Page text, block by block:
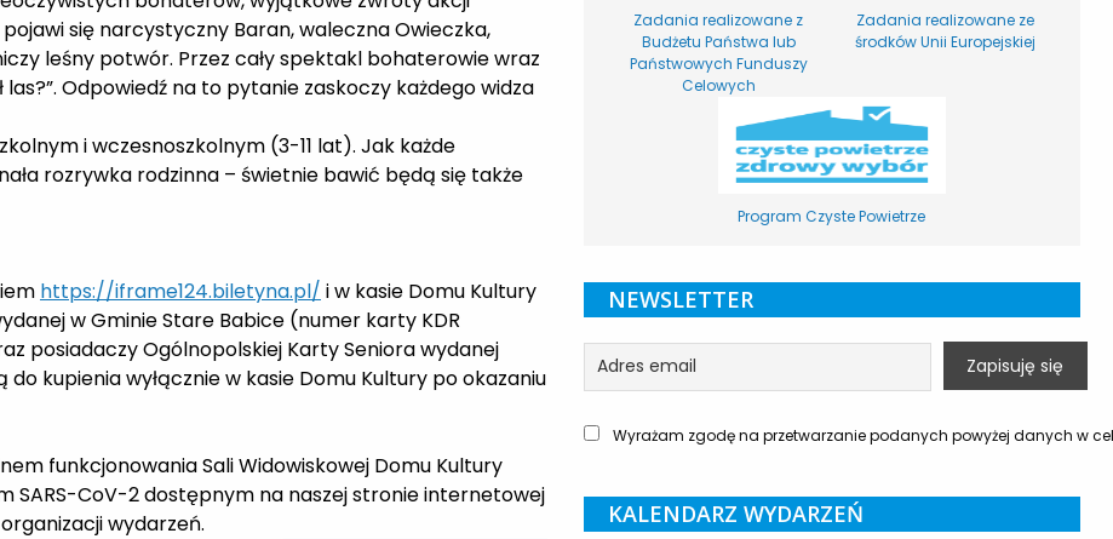
się narcystyczny Baran, waleczna Owieczka,
leśny potwór. Przez cały spektakl bohaterowie wraz
Odpowiedź na to pytanie zaskoczy każdego widza
i wczesnoszkolnym (3-11 lat). Jak każde
rozrywka rodzinna – świetnie bawić będą się także
https://iframe124.biletyna.pl/ i w kasie Domu Kultury
w Gminie Stare Babice (numer karty KDR
posiadaczy Ogólnopolskiej Karty Seniora wydanej
do kupienia wyłącznie w kasie Domu Kultury po okazaniu
funkcjonowania Sali Widowiskowej Domu Kultury
SARS-CoV-2 dostępnym na naszej stronie internetowej
wydarzeń.
Zadania realizowane z
Budżetu Państwa lub
Państwowych Funduszy
Celowych
Zadania realizowane ze
środków Unii Europejskiej
Program Czyste Powietrze
NEWSLETTER
Wyrażam zgodę na przetwarzanie podanych powyżej danych w
KALENDARZ WYDARZEŃ